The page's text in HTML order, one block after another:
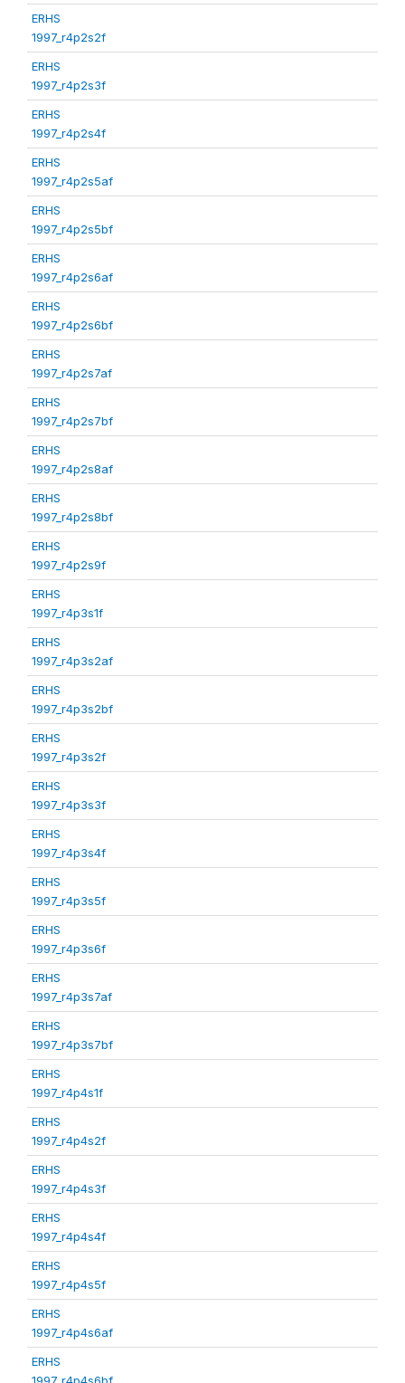
ERHS
1997_r4p2s2f
ERHS
1997_r4p2s3f
ERHS
1997_r4p2s4f
ERHS
1997_r4p2s5af
ERHS
1997_r4p2s5bf
ERHS
1997_r4p2s6af
ERHS
1997_r4p2s6bf
ERHS
1997_r4p2s7af
ERHS
1997_r4p2s7bf
ERHS
1997_r4p2s8af
ERHS
1997_r4p2s8bf
ERHS
1997_r4p2s9f
ERHS
1997_r4p3s1f
ERHS
1997_r4p3s2af
ERHS
1997_r4p3s2bf
ERHS
1997_r4p3s2f
ERHS
1997_r4p3s3f
ERHS
1997_r4p3s4f
ERHS
1997_r4p3s5f
ERHS
1997_r4p3s6f
ERHS
1997_r4p3s7af
ERHS
1997_r4p3s7bf
ERHS
1997_r4p4s1f
ERHS
1997_r4p4s2f
ERHS
1997_r4p4s3f
ERHS
1997_r4p4s4f
ERHS
1997_r4p4s5f
ERHS
1997_r4p4s6af
ERHS
1997_r4p4s6bf